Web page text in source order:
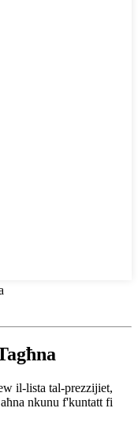
il-lista tal-prezzijiet,
nkunu f'kuntatt fi